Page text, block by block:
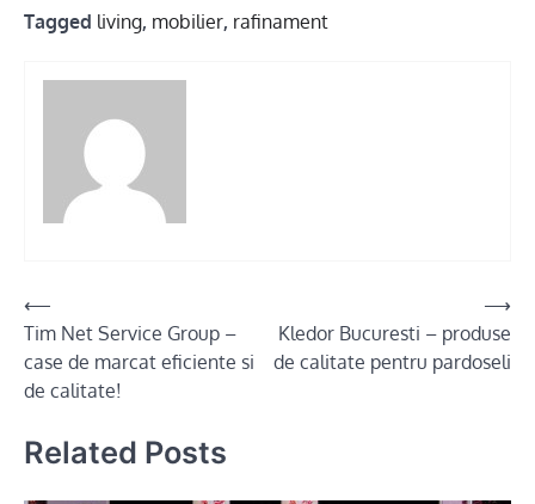
Tagged living, mobilier, rafinament
Post
navigation
⟵
Tim Net Service Group –
case de marcat eficiente si
de calitate!
Kledor Bucuresti – produse
de calitate pentru pardoseli
⟶
Related Posts